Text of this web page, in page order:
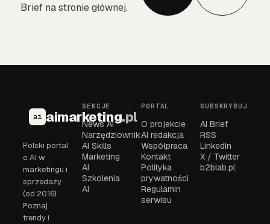
Brief na stronie głównej.
ai aimarketing.pl
Polski portal
o AI w
marketingu i
sprzedaży
(od 2016).
Poznaj
trendy i
SEKCJE
News AI
Narzędziownik
AI Skills
Marketing
AI
Szkolenia
AI
PORTAL
O projekcie
AI redakcja
Współpraca
Kontakt
Polityka
prywatności
Regulamin
serwisu
SUBSKRYBUJ
AI Brief
RSS
LinkedIn
X / Twitter
b2blab.pl